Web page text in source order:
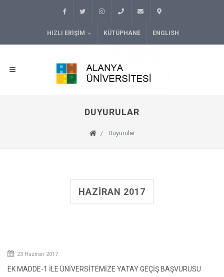
HIZLI ERIŞIM KÜTÜPHANE ENGLISH
DUYURULAR
Duyurular
HAZIRAN 2017
23 Haziran 2017
EK MADDE-1 İLE ÜNİVERSİTEMİZE YATAY GEÇİŞ BAŞVURUSU